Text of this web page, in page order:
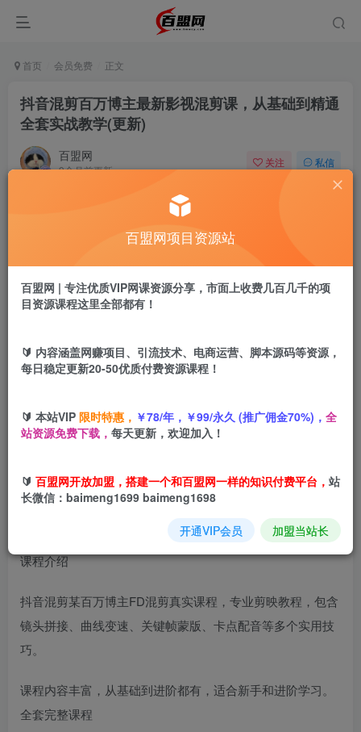
首页 会员免费 正文
抖音混剪百万博主最新影视混剪课，从基础到精通
全套实战教学(更新)
百盟网
9个月前更新
关注 私信
盟币9.9
立即购买
抖音混剪百万博主最新影视混剪课，从基础到精通全套实战
课程介绍
抖音混剪某百万博主FD混剪真实课程，专业剪映教程，包含
镜头拼接、曲线变速、关键帧蒙版、卡点配音等多个实用技
巧。
课程内容丰富，从基础到进阶都有，适合新手和进阶学习。
全套完整课程
百盟网项目资源站
百盟网 | 专注优质VIP网课资源分享，市面上收费几百几千的项
目资源课程这里全部都有！
🔰 内容涵盖网赚项目、引流技术、电商运营、脚本源码等资源，
每日稳定更新20-50优质付费资源课程！
🔰 本站VIP 限时特惠， ￥78/年，￥99/永久 (推广佣金70%)， 全
站资源免费下载， 每天更新，欢迎加入！
🔰 百盟网开放加盟，搭建一个和百盟网一样的知识付费平台， 站
长微信：baimeng1699 baimeng1698
开通VIP会员 加盟当站长